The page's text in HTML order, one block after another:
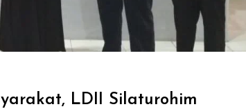
LDII Silaturohim